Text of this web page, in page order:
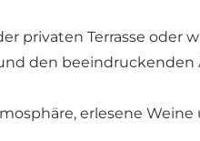
privaten Terrasse oder
den beeindruckenden
erlesene Weine